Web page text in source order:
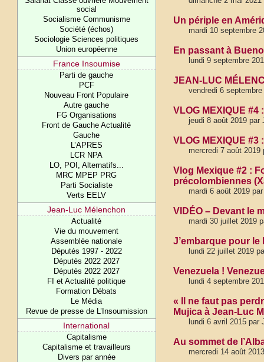
social
Socialisme Communisme
Société (échos)
Sociologie Sciences politiques
Union européenne
France Insoumise
Parti de gauche
PCF
Nouveau Front Populaire
Autre gauche
FG Organisations
Front de Gauche Actualité
Gauche
L’APRES
LCR NPA
LO, POI, Alternatifs...
MRC MPEP PRG
Parti Socialiste
Verts EELV
Jean-Luc Mélenchon
Actualité
Vie du mouvement
Assemblée nationale
Députés 1997 - 2022
Députés 2022 2027
Députés 2022 2027
FI et Actualité politique
Formation Débats
Le Média
Revue de presse de L’Insoumission
International
Capitalisme
Capitalisme et travailleurs
Divers par année
Un périple en
mardi 10 septembre
En passant à
lundi 9 septembre
JEAN-LUC
vendredi 6 septembre
VLOG MEXIQUE
jeudi 8 août 2019 par
VLOG MEXIQUE
mercredi 7 août
Vlog Mexique #2 :
précolombiennes
mardi 6 août 2019
VIDÉO – Devant le
mardi 30 juillet 2019
J’embarque pour
lundi 22 juillet 2019
Venezuela !
lundi 4 septembre
« Il ne faut pas
Mujica à Jean-Luc
lundi 6 avril 2015 par
Au sommet de
mercredi 14 août